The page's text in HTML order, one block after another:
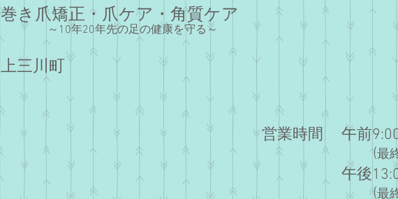
巻き爪矯正・爪ケア・角質ケア
上三川町
～10年20年先の足の健康を守る～
​営業時間
午前
(最
午後
​ (最